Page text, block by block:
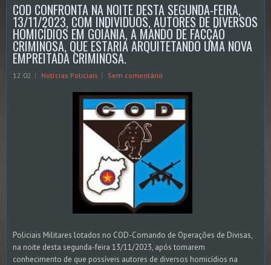
COD CONFRONTA NA NOITE DESTA SEGUNDA-FEIRA,
13/11/2023, COM INDIVIDUOS, AUTORES DE DIVERSOS
HOMICÍDIOS EM GOIÂNIA, A MANDO DE FACÇÃO
CRIMINOSA, QUE ESTARIA ARQUITETANDO UMA NOVA
EMPREITADA CRIMINOSA.
12:02 Notícias Policiais Sem comentário
Policiais Militares lotados no COD-Comando de Operações de Divisas,
na noite desta segunda-feira 13/11/2023, após tomarem
conhecimento de que possíveis autores de diversos homicídios na